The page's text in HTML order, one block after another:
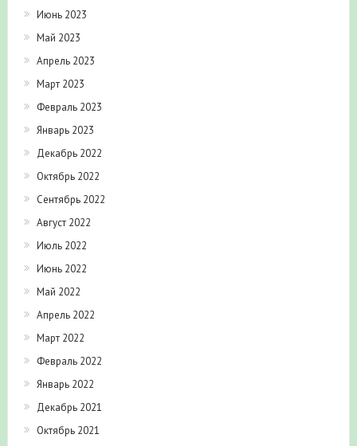
Июнь 2023
Май 2023
Апрель 2023
Март 2023
Февраль 2023
Январь 2023
Декабрь 2022
Октябрь 2022
Сентябрь 2022
Август 2022
Июль 2022
Июнь 2022
Май 2022
Апрель 2022
Март 2022
Февраль 2022
Январь 2022
Декабрь 2021
Октябрь 2021